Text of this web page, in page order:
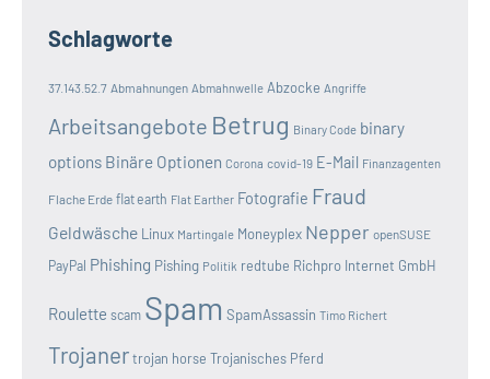
Schlagworte
37.143.52.7 Abmahnungen Abmahnwelle Abzocke Angriffe
Arbeitsangebote Betrug Binary Code binary
options Binäre Optionen Corona covid-19 E-Mail Finanzagenten
Flache Erde flat earth Flat Earther Fotografie Fraud
Geldwäsche Linux Martingale Moneyplex Nepper openSUSE
PayPal Phishing Pishing Politik redtube Richpro Internet GmbH
Roulette scam Spam SpamAssassin Timo Richert
Trojanertrojan horse Trojanisches Pferd